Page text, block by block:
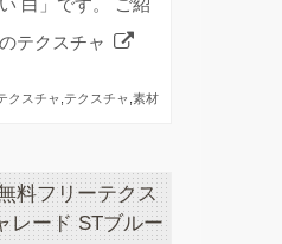
白」です。 ご紹
テクスチャ
クスチャ テクスチャ 素材
料フリーテクス
レード STブルー